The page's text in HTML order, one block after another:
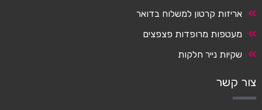
אריזות קרטון למשלוח בדואר
מעטפות מרופדות פצפצים
שקיות נייר חלקות
צור קשר